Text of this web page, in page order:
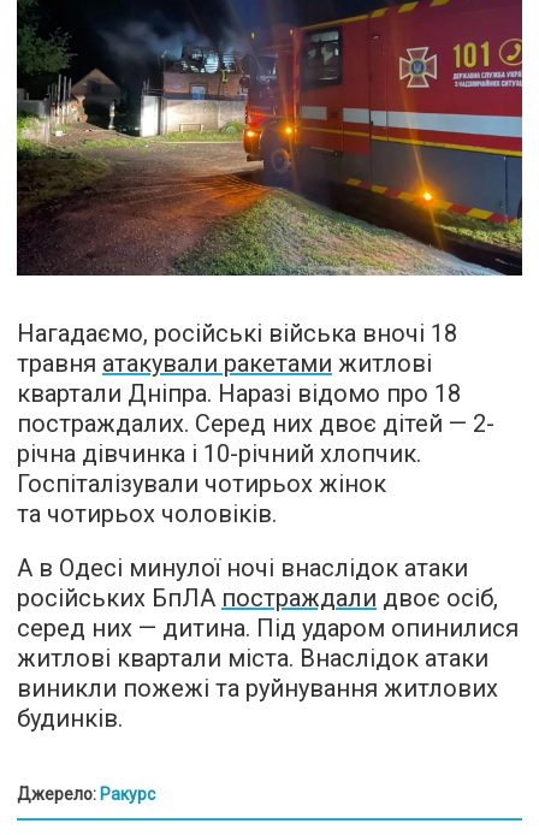
Нагадаємо, російські війська вночі 18
травня атакували ракетами житлові
квартали Дніпра. Наразі відомо про 18
постраждалих. Серед них двоє дітей — 2-
річна дівчинка і 10-річний хлопчик.
Госпіталізували чотирьох жінок
та чотирьох чоловіків.
А в Одесі минулої ночі внаслідок атаки
російських БпЛА постраждали двоє осіб,
серед них — дитина. Під ударом опинилися
житлові квартали міста. Внаслідок атаки
виникли пожежі та руйнування житлових
будинків.
Джерело: Ракурс